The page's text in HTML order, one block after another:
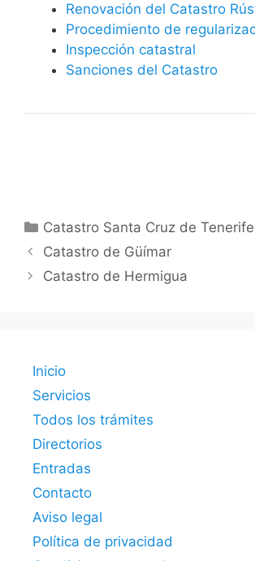
Renovación del Catastro
Procedimiento de
Inspección catastral
Sanciones del Catastro
Categorías
Catastro Santa Cruz de Tenerife
Catastro de Güímar
Catastro de Hermigua
Inicio
Servicios
Todos los trámites
Directorios
Entradas
Contacto
Aviso legal
Política de privacidad